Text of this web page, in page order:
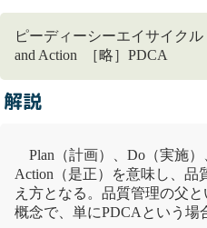
ピーディーシーエイサイク
and Action ［略］PDCA
解説
Plan（計画）、Do（実施）
Action（是正）を意味し、品
え方となる。品質管理の父
概念で、単にPDCAという場